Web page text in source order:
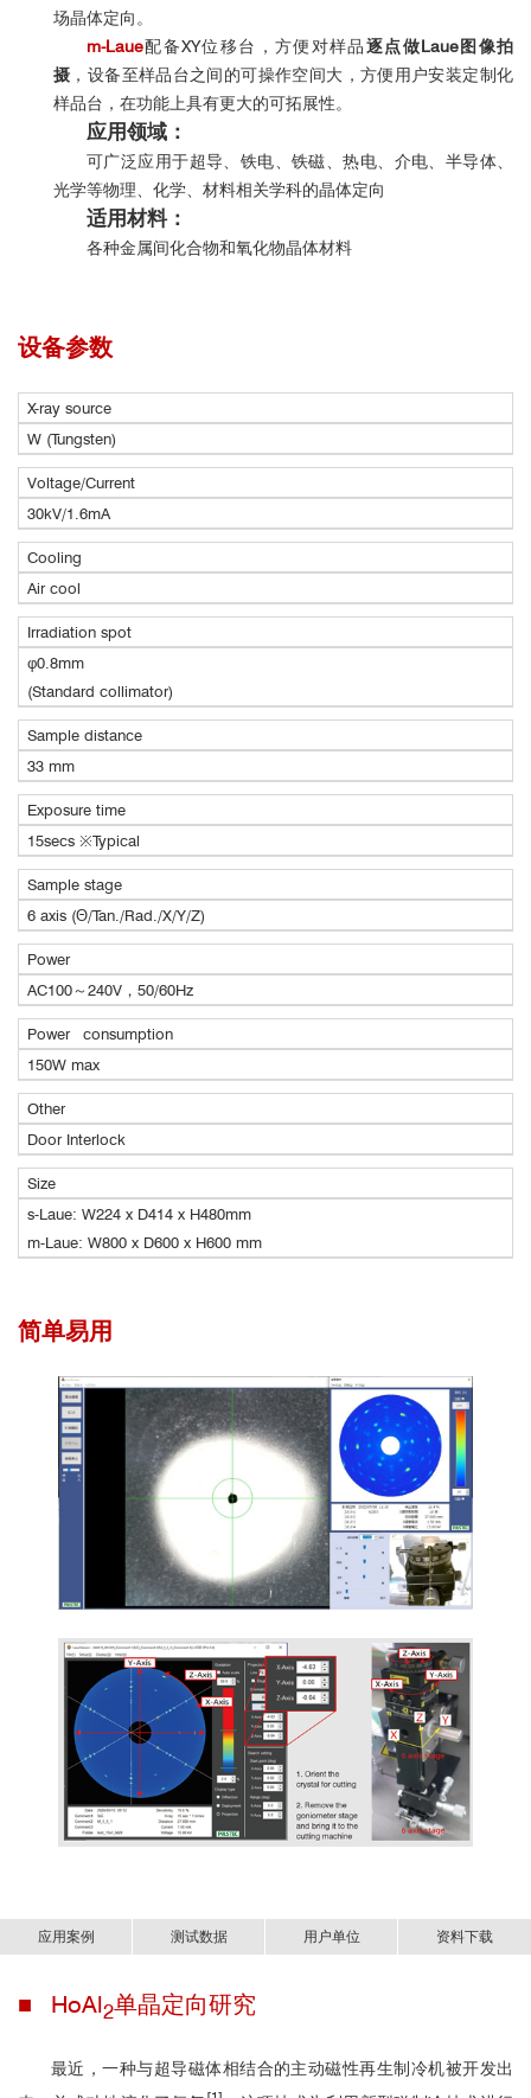
场晶体定向。
m-Laue配备XY位移台，方便对样品逐点做Laue图像拍
摄 ，设备至样品台之间的可操作空间大，方便用户安装定制化
样品台，在功能上具有更大的可拓展性。
应用领域：
可广泛应用于超导、铁电、铁磁、热电、介电、半导体、
光学等物理、化学、材料相关学科的晶体定向
适用材料：
各种金属间化合物和氧化物晶体材料
设备参数
X-ray source
W (Tungsten)
Voltage/Current
30kV/1.6mA
Cooling
Air cool
Irradiation spot
φ0.8mm
(Standard collimator)
Sample distance
33 mm
Exposure time
15secs ※Typical
Sample stage
6 axis (Θ/Tan./Rad./X/Y/Z)
Power
AC100～240V，50/60Hz
Power consumption
150W max
Other
Door Interlock
Size
s-Laue: W224 x D414 x H480mm
m-Laue: W800 x D600 x H600 mm
简单易用
应用案例 测试数据 用户单位 资料下载
■ HoAl2单晶定向研究
最近，一种与超导磁体相结合的主动磁性再生制冷机被开发出
新一代X射线单晶定向系统-s-Laue/m-Laue.pdf